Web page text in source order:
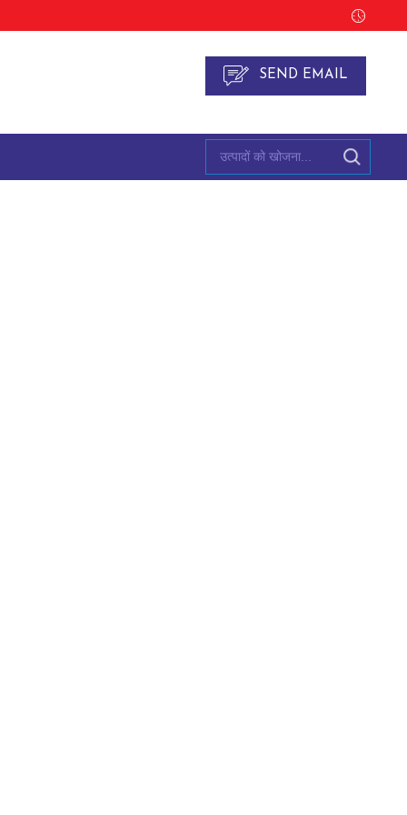
SEND EMAIL